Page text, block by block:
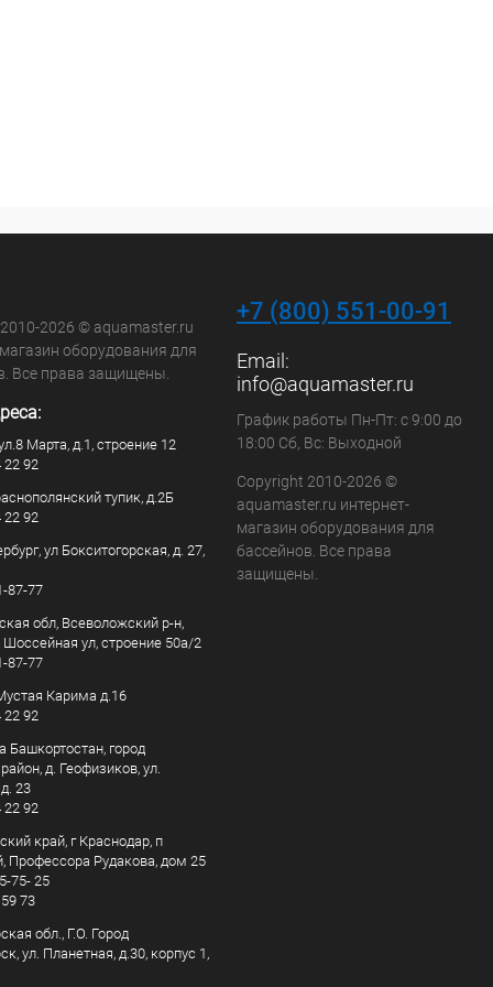
2026 © aquamaster.ru
оборудования для
Все права защищены.
Марта, д.1, строение 12
22 92
тупик, д.2Б
22 92
ул Бокситогорская, д. 27,
87-77
обл, Всеволожский р-н,
Шоссейная ул, строение 50а/2
87-77
Карима д.16
22 92
Башкортостан, город
д. Геофизиков, ул.
23
22 92
край, г Краснодар, п
Профессора Рудакова, дом 25
75- 25
73
обл., Г.О. Город
ул. Планетная, д.30, корпус 1,
+7 (800) 551-00-91
Email:
info@aquamaster.ru
График работы Пн-Пт: с 9:00 до
18:00 Сб, Вс: Выходной
Copyright 2010-2026 ©
aquamaster.ru интернет-
магазин оборудования для
бассейнов. Все права
защищены.